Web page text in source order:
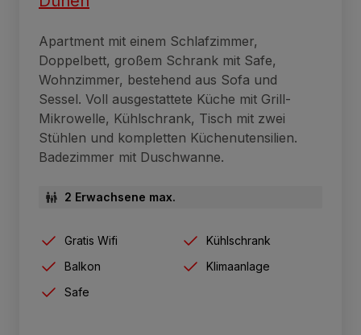
Apartment mit einem Schlafzimmer,
Doppelbett, großem Schrank mit Safe,
Wohnzimmer, bestehend aus Sofa und
Sessel. Voll ausgestattete Küche mit Grill-
Mikrowelle, Kühlschrank, Tisch mit zwei
Stühlen und kompletten Küchenutensilien.
Badezimmer mit Duschwanne.
2 Erwachsene max.
Gratis Wifi
Kühlschrank
Balkon
Klimaanlage
Safe